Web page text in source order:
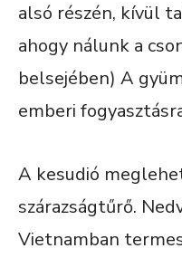
alsó részén, kívül
ahogy nálunk a
belsejében) A
emberi
A kesudió
szárazságtűrő.
Vietnamban